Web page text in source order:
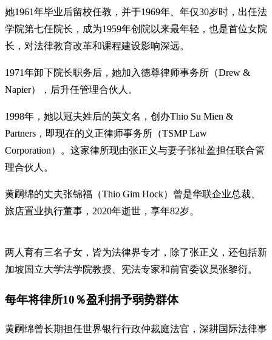
她1961年毕业后留校任教，并于1969年、年仅30岁时，出任法
学院第七任院长，成为1959年创院以来最年轻，也是首位女院
长，对法律教育改革和课程建设影响深远。
1971年卸下院长职务后，她加入德尊律师事务所（Drew &
Napier），后升任管理合伙人。
1998年，她以冠夫姓后的英文名，创办Thio Su Mien &
Partners，即现在的义正律师事务所（TSMP Law
Corporation）。这家律所现由张正义与妻子张祉盈担任联合管
理合伙人。
黄嗣绵的丈夫张锦福（Thio Gim Hock）曾是华联企业总裁、
旅店置业执行董事，2020年逝世，享年82岁。
两人育有三名子女，皆为法律界专才，除了张正义，还包括新
加坡国立大学法学院教授、宪法专家和前官委议员张黎衍。
每年将律所10％盈利捐予弱势群体
黄嗣绵曾长期担任世界银行行政仲裁庭法官，深耕国际法律事